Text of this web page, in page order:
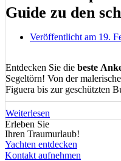
Guide zu den
Veröffentlicht am 19.
Entdecken Sie die beste
Segeltörn! Von der
Figuera bis zur geschützten
zeigt Ihnen dieschönsten
Mit praktischen Tipps zu
Sie garantiert Ihr perfektes
Weiterlesen
Erleben Sie
Ihren Traumurlaub!
Yachten entdecken
Kontakt aufnehmen